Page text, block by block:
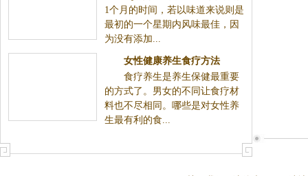
1个月的时间，若以味道来说则是
最初的一个星期内风味最佳，因
为没有添加...
女性健康养生食疗方法
食疗养生是养生保健最重要
的方式了。男女的不同让食疗材
料也不尽相同。哪些是对女性养
生最有利的食...